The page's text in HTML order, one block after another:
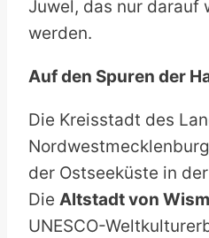
Juwel, das nur darauf
werden.
Auf den Spuren der
Die Kreisstadt des
der Ostseeküste in
Die Altstadt von
UNESCO-